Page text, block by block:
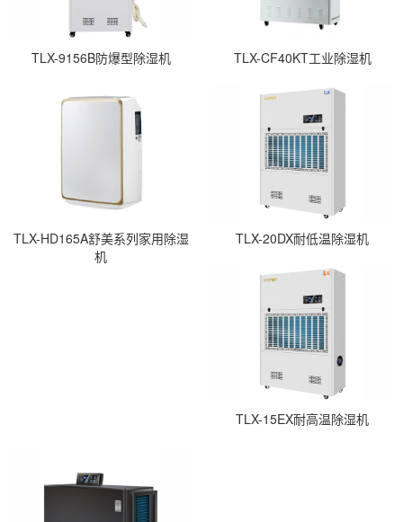
TLX-9156B防爆型除湿机 TLX-CF40KT工业除湿机
TLX-HD165A舒美系列家用除湿
机
TLX-20DX耐低温除湿机
TLX-15EX耐高温除湿机